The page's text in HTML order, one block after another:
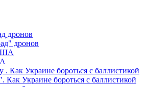
дронов
Как Украине бороться с баллистикой